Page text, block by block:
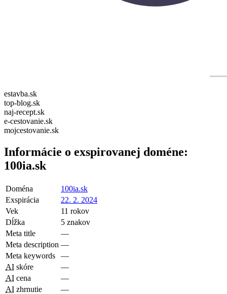
estavba.sk
top-blog.sk
naj-recept.sk
e-cestovanie.sk
mojcestovanie.sk
Informácie o exspirovanej doméne:
100ia.sk
Doména
100ia.sk
Exspirácia
22. 2. 2024
Vek
11 rokov
Dĺžka
5 znakov
Meta title
—
Meta description —
Meta keywords
—
AI skóre
—
AI cena
—
AI zhrnutie —